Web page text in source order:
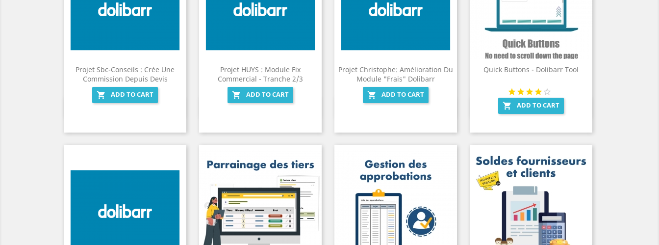
Projet Sbc-Conseils : Crée Une
Commission Depuis Devis

ADD TO CART
Projet HUYS : Module Fix
Commercial - Tranche 2/3

ADD TO CART
Projet Christophe: Amélioration Du
Module "Frais" Dolibarr

ADD TO CART
Quick Buttons - Dolibarr Tool
 ADD TO CART
 Quick view